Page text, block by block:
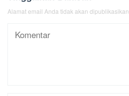
Alamat email Anda tidak akan dipublikasikan.